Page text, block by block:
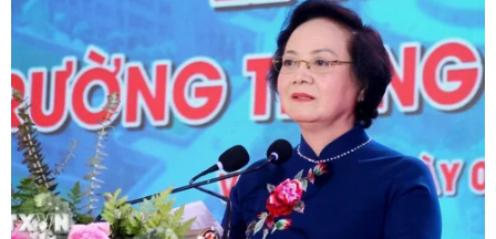
TIN CÙNG CHUYÊN MỤC
Cuộc tìm kiếm và vá lại những 'trái